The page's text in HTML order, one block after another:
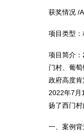
获奖情况 /
项目类型：
项目简介
门村、葡
政府高度
2022年7月
扬了西门村
一、案例背